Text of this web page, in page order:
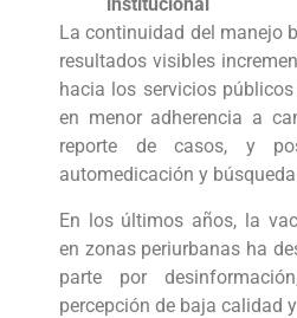
La continuidad del manejo
resultados visibles
hacia los servicios
en menor adherencia a
reporte de casos, y
automedicación y
En los últimos años, la
en zonas periurbanas ha
parte por
percepción de baja calidad